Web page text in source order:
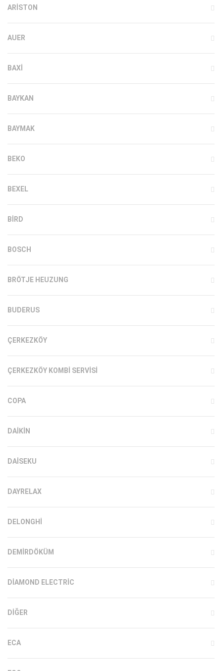
ARISTON
AUER
BAXI
BAYKAN
BAYMAK
BEKO
BEXEL
BIRD
BOSCH
BRÖTJE HEUZUNG
BUDERUS
ÇERKEZKÖY
ÇERKEZKÖY KOMBI SERVISI
COPA
DAIKIN
DAISEKU
DAYRELAX
DELONGHI
DEMIRDÖKÜM
DIAMOND ELECTRIC
DIĞER
ECA